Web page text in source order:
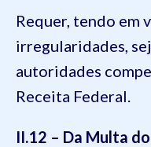
Requer, tendo em
irregularidades,
autoridades
Receita Federal.
II.12 – Da Multa